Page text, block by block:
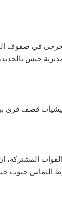
حيس
قصف قرى
المشتركة،
التماس جنوب